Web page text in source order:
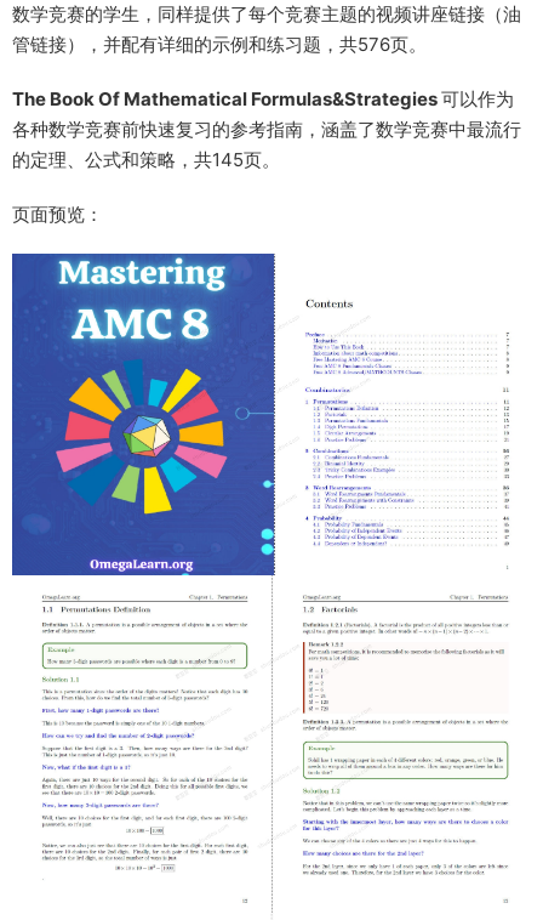
数学竞赛的学生，同样提供了每个竞赛主题的视频讲座链接（油
管链接），并配有详细的示例和练习题，共576页。
The Book Of Mathematical Formulas&Strategies可以作为
各种数学竞赛前快速复习的参考指南，涵盖了数学竞赛中最流行
的定理、公式和策略，共145页。
页面预览：